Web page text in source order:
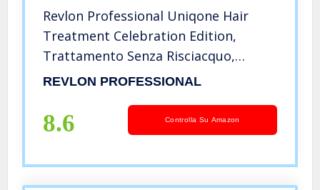
Revlon Professional Uniqone Hair
Treatment Celebration Edition,
Trattamento Senza Risciacquo,
Capelli Crespi, Vegan Hair Care, Spray
Pack, Set Regalo
REVLON PROFESSIONAL
8.6 Controlla Su Amazon